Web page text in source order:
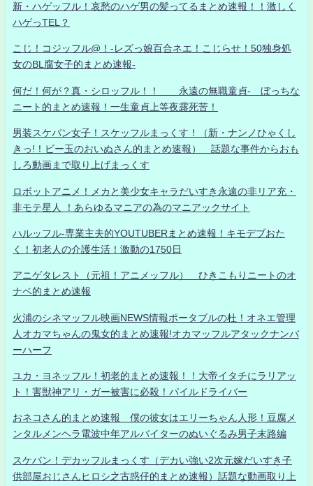
新・ハゲッフル！哀愁のハゲ男の髪ってるまとめ速報！！激しく
ハゲっTEL？
こじ！コジッフル@！-レズっ娘百合ネエ！こじらせ！50独身処
女のBL腐女子的まとめ速報-
何だ！何が？真・シロッフル！！ 永遠の無職童貞- ぼっちな
ニート的まとめ速報！一生童貞上等夜露死苦！
男装スケバン女子！スケッフルまっくす！（新・ナンノひゃくし
きっ!！ビー玉のおいぬさん的まとめ速報） 話題な事件からおも
しろ動画まで取り上げまっくす
ロボットアニメ！メカと美少女キャラだいすき永遠の非リア充・
非モテ星人 ！あらゆるマニアの為のマニアックサイト
ハルッフル-専業主夫的YOUTUBERまとめ速報！キモデブおた
く！初老人の介護生活！激動の1750日
アニゲタレスト（元祖！アニメッフル） ひきこもりニートのオ
ナベ的まとめ速報
火浦のシネマッフル映画NEWS情報ポータブルの杜！オネエ管理
人オカマちゃんの鬼女的まとめ速報!オカマッフルアタックナンバ
ーハーフ
ユカ・ヨネッフル！初老的まとめ速報！！大帝イタチにラリアッ
ト！害獣神アリ・ガー被害に必殺！パイルドライバー
おネコさん的まとめ速報 僕の彼女はエリーちゃん人形！豆腐メ
ンタルメンヘラ電波中年アルバイターのぬいぐるみ男子末路編
スケバン！デカッフルまっくす（デカい強い2次元嫁だいすき子
供部屋おじさんヒロシ之古惑仔的まとめ速報）話題な動画取り上